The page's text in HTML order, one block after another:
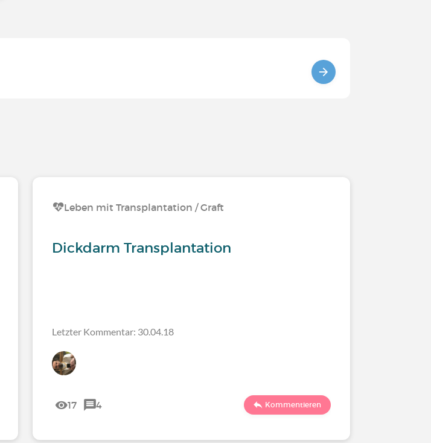
Leben mit Transplantation / Graft
Dickdarm Transplantation
Letzter Kommentar: 30.04.18
17 4 Kommentieren